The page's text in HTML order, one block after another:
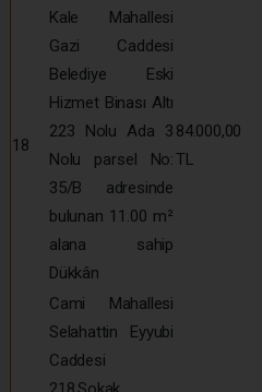
18
Kale Mahallesi
Gazi Caddesi
Belediye Eski
Hizmet Binası Altı
223 Nolu Ada 3
Nolu parsel No:
35/B adresinde
bulunan 11.00 m²
alana sahip
Dükkân
84.000,00
TL
Cami Mahallesi
Selahattin Eyyubi
Caddesi